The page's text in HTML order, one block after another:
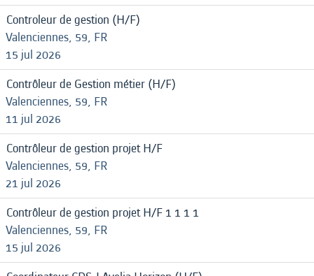
Controleur de gestion (H/F)
Valenciennes, 59, FR
15 jul 2026
Contrôleur de Gestion métier (H/F)
Valenciennes, 59, FR
11 jul 2026
Contrôleur de gestion projet H/F
Valenciennes, 59, FR
21 jul 2026
Contrôleur de gestion projet H/F 1 1 1 1
Valenciennes, 59, FR
15 jul 2026